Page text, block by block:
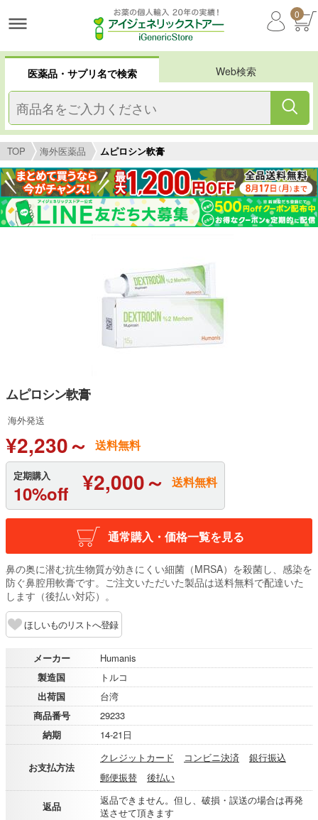
0
医薬品・サプリ名で検索 Web検索
TOP 海外医薬品 ムピロシン軟膏
ムピロシン軟膏
海外発送
¥2,230～ 送料無料
定期購入
10%off ¥2,000～ 送料無料
通常購入・価格一覧を見る
鼻の奥に潜む抗生物質が効きにくい細菌（MRSA）を殺菌し、感染を
防ぐ鼻腔用軟膏です。ご注文いただいた製品は送料無料で配達いた
します（後払い対応）。
ほしいものリストへ登録
メーカー
Humanis
製造国
トルコ
出荷国
台湾
商品番号
29233
納期
14-21日
お支払方法
クレジットカード コンビニ決済
銀行振込
郵便振替
後払い
返品
返品できません。但し、破損・誤送の場合は再発
送させて頂きます